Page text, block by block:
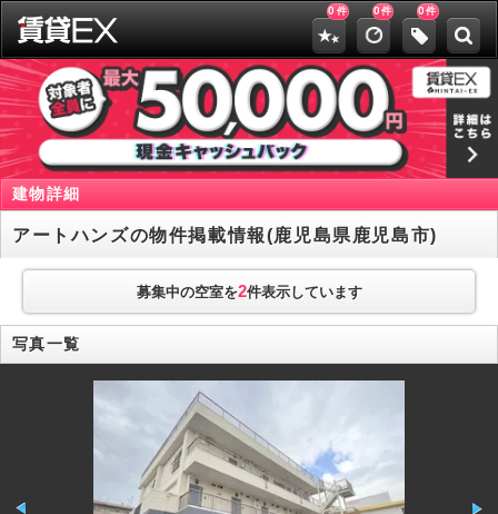
0 件 0件 0件
建物詳細
アートハンズの物件掲載情報(鹿児島県鹿児島市)
募集中の空室を2件表示しています
写真一覧